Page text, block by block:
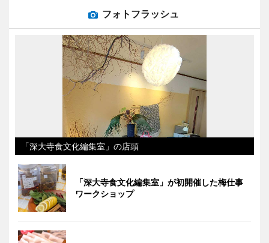
フォトフラッシュ
「深大寺食文化編集室」の店頭
「深大寺食文化編集室」が初開催した梅仕事
ワークショップ